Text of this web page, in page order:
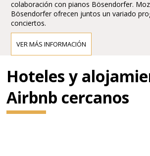
colaboración con pianos Bösendorfer.
Bösendorfer ofrecen juntos un variado
conciertos.
VER MÁS INFORMACIÓN
Hoteles y
Airbnb cercanos